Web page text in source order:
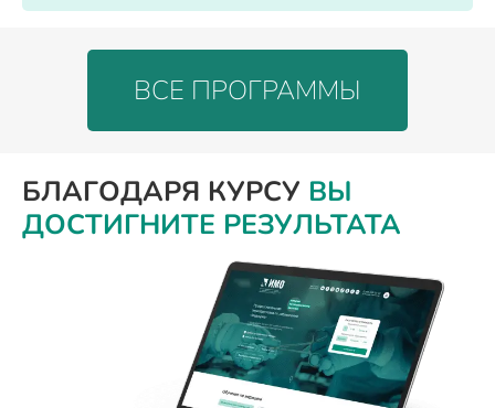
ВСЕ ПРОГРАММЫ
БЛАГОДАРЯ КУРСУ ВЫ
ДОСТИГНИТЕ РЕЗУЛЬТАТА